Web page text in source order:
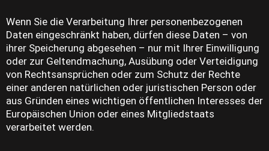
Wenn Sie die Verarbeitung Ihrer personenbezogenen
Daten eingeschränkt haben, dürfen diese Daten – von
ihrer Speicherung abgesehen – nur mit Ihrer Einwilligung
oder zur Geltendmachung, Ausübung oder Verteidigung
von Rechtsansprüchen oder zum Schutz der Rechte
einer anderen natürlichen oder juristischen Person oder
aus Gründen eines wichtigen öffentlichen Interesses der
Europäischen Union oder eines Mitgliedstaats
verarbeitet werden.